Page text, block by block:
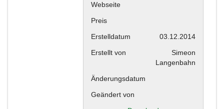
Webseite
Preis
Erstelldatum
03.12.2014
Erstellt von
Simeon
Langenbahn
Änderungsdatum
Geändert von